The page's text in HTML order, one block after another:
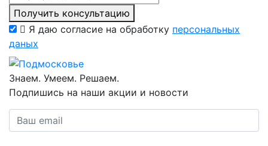
Получить консультацию
Я даю согласие на обработку персональных
даных
Знаем. Умеем. Решаем.
Подпишись на наши акции и новости